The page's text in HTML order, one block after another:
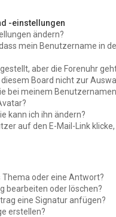
-einstellungen
ändern?
mein Benutzername in
aber die Forenuhr
Board nicht zur
bei meinem
kann ich ihn ändern?
auf den E-Mail-Link
Thema oder eine Antwort?
bearbeiten oder löschen?
eine Signatur anfügen?
erstellen?